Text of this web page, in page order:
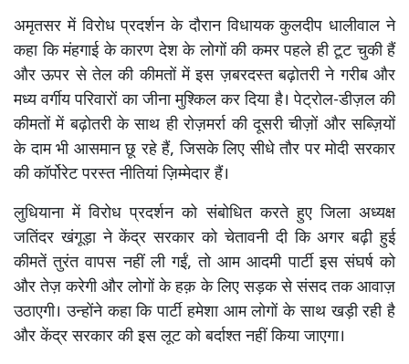
अमृतसर में विरोध प्रदर्शन के दौरान विधायक कुलदीप धालीवाल ने
कहा कि मंहगाई के कारण देश के लोगों की कमर पहले ही टूट चुकी हैं
और ऊपर से तेल की कीमतों में इस ज़बरदस्त बढ़ोतरी ने गरीब और
मध्य वर्गीय परिवारों का जीना मुश्किल कर दिया है। पेट्रोल-डीज़ल की
कीमतों में बढ़ोतरी के साथ ही रोज़मर्रा की दूसरी चीज़ों और सब्ज़ियों
के दाम भी आसमान छू रहे हैं, जिसके लिए सीधे तौर पर मोदी सरकार
की कॉर्पोरेट परस्त नीतियां ज़िम्मेदार हैं।
लुधियाना में विरोध प्रदर्शन को संबोधित करते हुए जिला अध्यक्ष
जतिंदर खंगूड़ा ने केंद्र सरकार को चेतावनी दी कि अगर बढ़ी हुई
कीमतें तुरंत वापस नहीं ली गईं, तो आम आदमी पार्टी इस संघर्ष को
और तेज़ करेगी और लोगों के हक़ के लिए सड़क से संसद तक आवाज़
उठाएगी। उन्होंने कहा कि पार्टी हमेशा आम लोगों के साथ खड़ी रही है
और केंद्र सरकार की इस लूट को बर्दाश्त नहीं किया जाएगा।